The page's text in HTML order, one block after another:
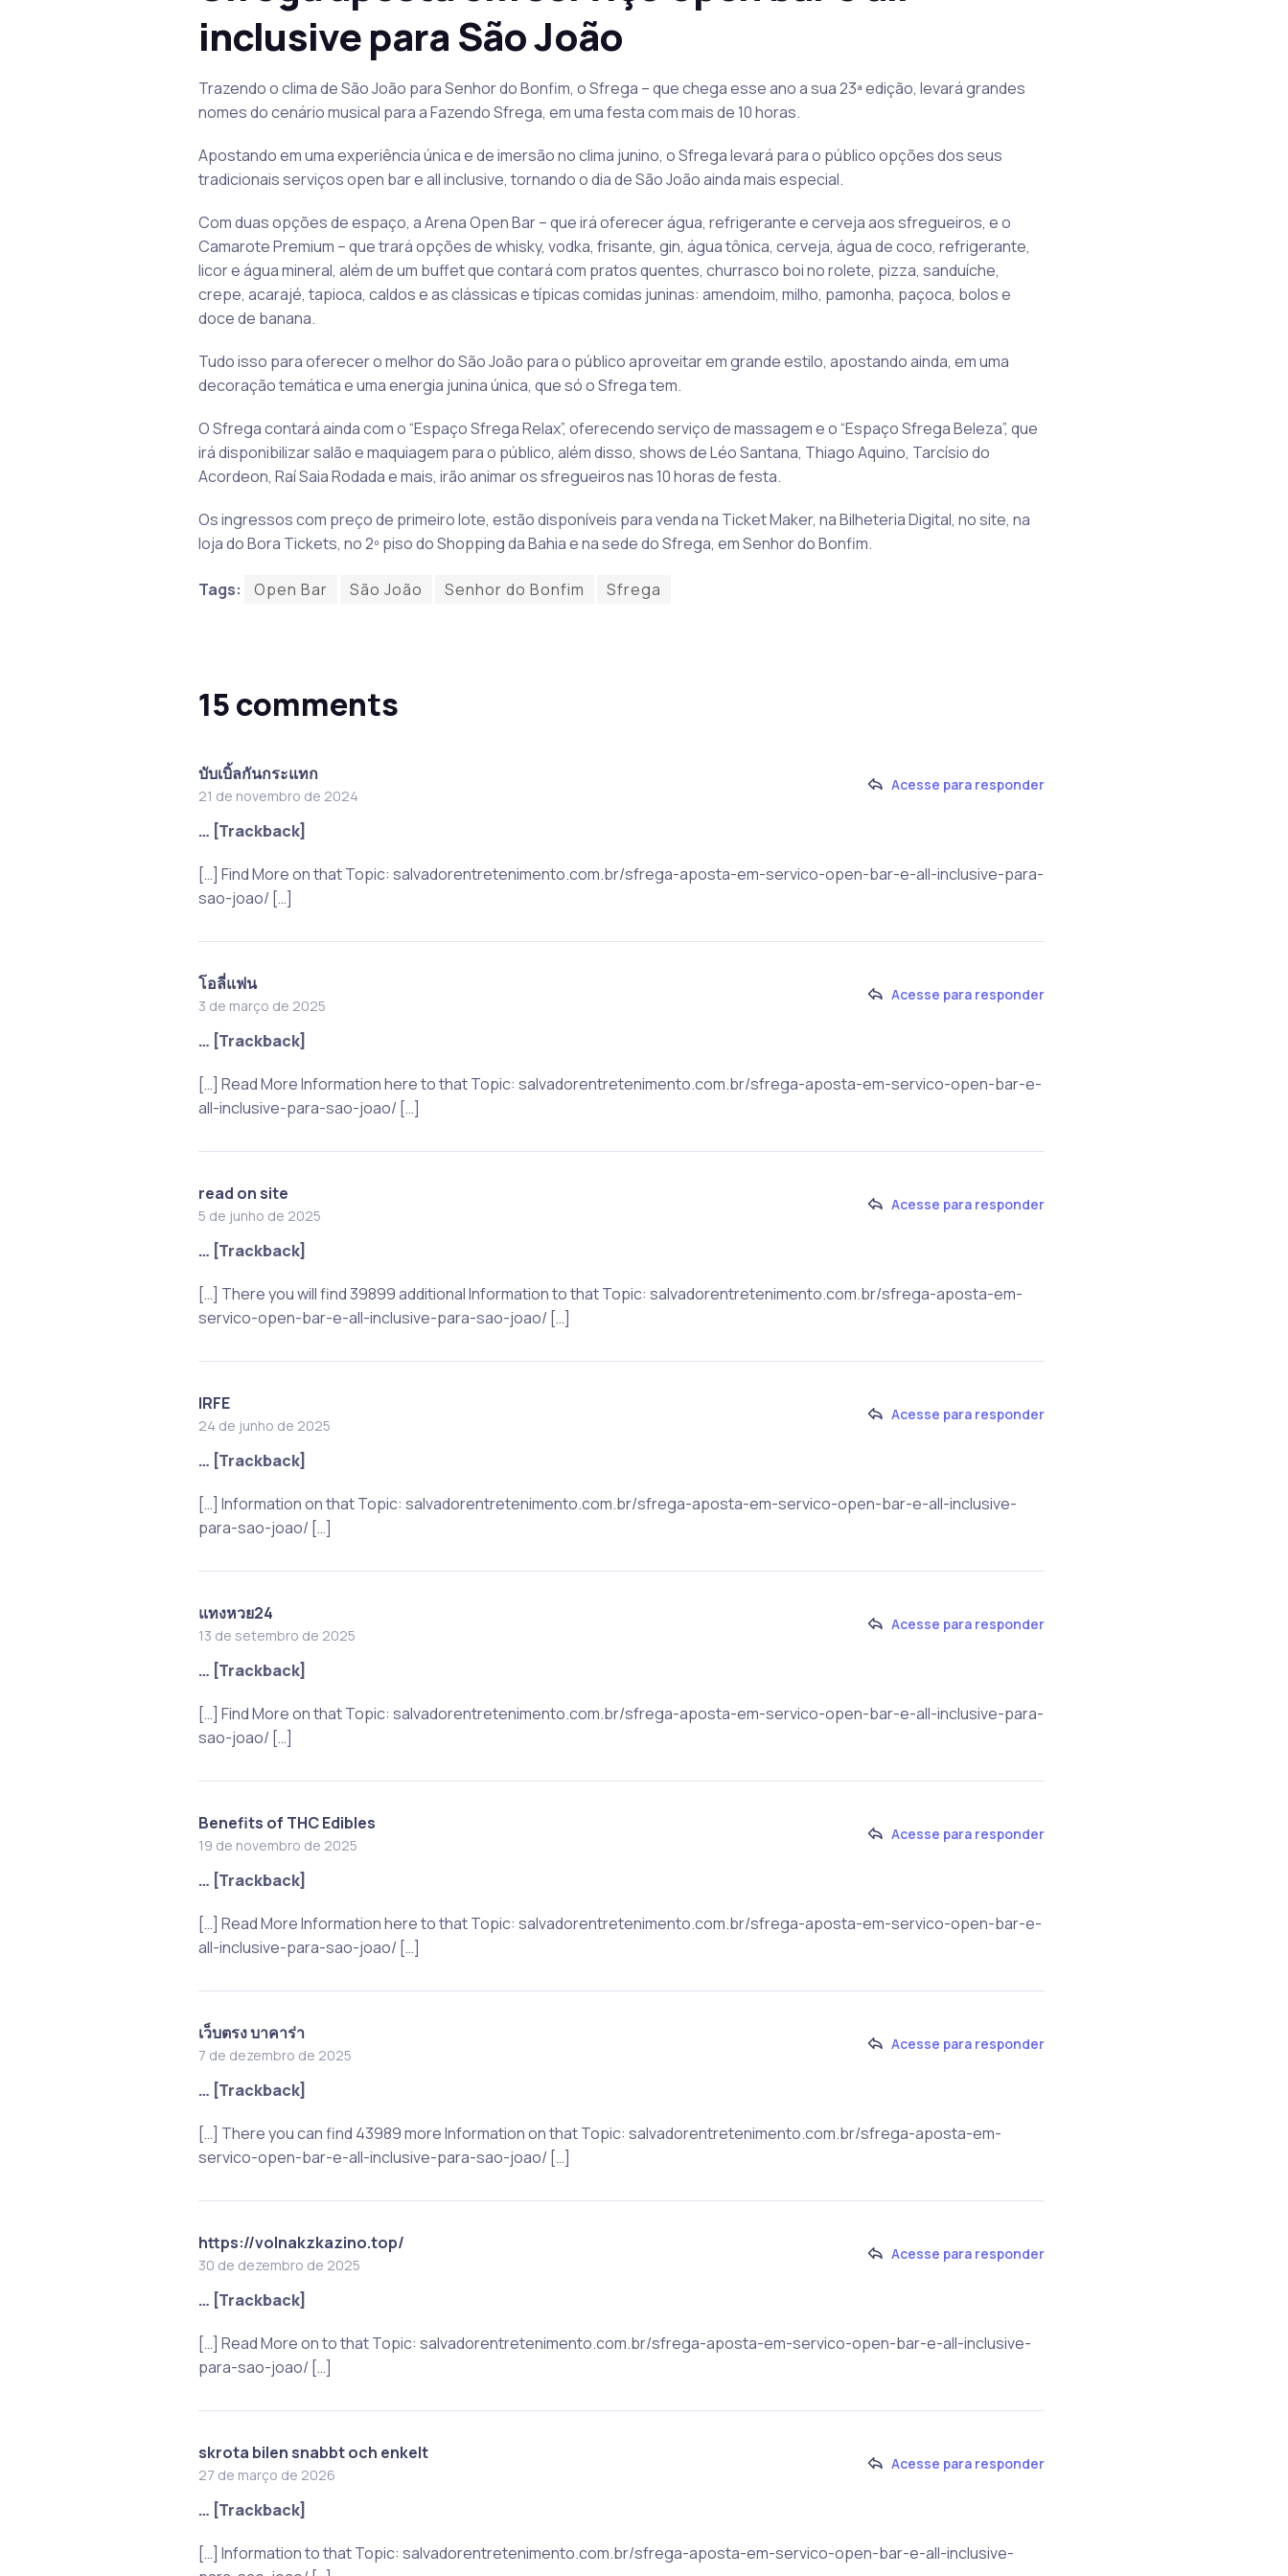
inclusive para São João
Trazendo o clima de São João para Senhor do Bonfim, o Sfrega – que chega esse ano a sua 23ª edição, levará grandes
nomes do cenário musical para a Fazendo Sfrega, em uma festa com mais de 10 horas.
Apostando em uma experiência única e de imersão no clima junino, o Sfrega levará para o público opções dos seus
tradicionais serviços open bar e all inclusive, tornando o dia de São João ainda mais especial.
Com duas opções de espaço, a Arena Open Bar – que irá oferecer água, refrigerante e cerveja aos sfregueiros, e o
Camarote Premium – que trará opções de whisky, vodka, frisante, gin, água tônica, cerveja, água de coco, refrigerante,
licor e água mineral, além de um buffet que contará com pratos quentes, churrasco boi no rolete, pizza, sanduíche,
crepe, acarajé, tapioca, caldos e as clássicas e típicas comidas juninas: amendoim, milho, pamonha, paçoca, bolos e
doce de banana.
Tudo isso para oferecer o melhor do São João para o público aproveitar em grande estilo, apostando ainda, em uma
decoração temática e uma energia junina única, que só o Sfrega tem.
O Sfrega contará ainda com o “Espaço Sfrega Relax”, oferecendo serviço de massagem e o “Espaço Sfrega Beleza”, que
irá disponibilizar salão e maquiagem para o público, além disso, shows de Léo Santana, Thiago Aquino, Tarcísio do
Acordeon, Raí Saia Rodada e mais, irão animar os sfregueiros nas 10 horas de festa.
Os ingressos com preço de primeiro lote, estão disponíveis para venda na Ticket Maker, na Bilheteria Digital, no site, na
loja do Bora Tickets, no 2º piso do Shopping da Bahia e na sede do Sfrega, em Senhor do Bonfim.
Tags: Open Bar São João Senhor do Bonfim Sfrega
15 comments
บับเบิ้ลกันกระแทก
21 de novembro de 2024
Acesse para responder
… [Trackback]
[…] Find More on that Topic: salvadorentretenimento.com.br/sfrega-aposta-em-servico-open-bar-e-all-inclusive-para-
sao-joao/ […]
โอลี่แฟน
3 de março de 2025
Acesse para responder
… [Trackback]
[…] Read More Information here to that Topic: salvadorentretenimento.com.br/sfrega-aposta-em-servico-open-bar-e-
all-inclusive-para-sao-joao/ […]
read on site
5 de junho de 2025
Acesse para responder
… [Trackback]
[…] There you will find 39899 additional Information to that Topic: salvadorentretenimento.com.br/sfrega-aposta-em-
servico-open-bar-e-all-inclusive-para-sao-joao/ […]
IRFE
24 de junho de 2025
Acesse para responder
… [Trackback]
[…] Information on that Topic: salvadorentretenimento.com.br/sfrega-aposta-em-servico-open-bar-e-all-inclusive-
para-sao-joao/ […]
แทงหวย24
13 de setembro de 2025
Acesse para responder
… [Trackback]
[…] Find More on that Topic: salvadorentretenimento.com.br/sfrega-aposta-em-servico-open-bar-e-all-inclusive-para-
sao-joao/ […]
Benefits of THC Edibles
19 de novembro de 2025
Acesse para responder
… [Trackback]
[…] Read More Information here to that Topic: salvadorentretenimento.com.br/sfrega-aposta-em-servico-open-bar-e-
all-inclusive-para-sao-joao/ […]
เว็บตรง บาคาร่า
7 de dezembro de 2025
Acesse para responder
… [Trackback]
[…] There you can find 43989 more Information on that Topic: salvadorentretenimento.com.br/sfrega-aposta-em-
servico-open-bar-e-all-inclusive-para-sao-joao/ […]
https://volnakzkazino.top/
30 de dezembro de 2025
Acesse para responder
… [Trackback]
[…] Read More on to that Topic: salvadorentretenimento.com.br/sfrega-aposta-em-servico-open-bar-e-all-inclusive-
para-sao-joao/ […]
skrota bilen snabbt och enkelt
27 de março de 2026
Acesse para responder
… [Trackback]
[…] Information to that Topic: salvadorentretenimento.com.br/sfrega-aposta-em-servico-open-bar-e-all-inclusive-